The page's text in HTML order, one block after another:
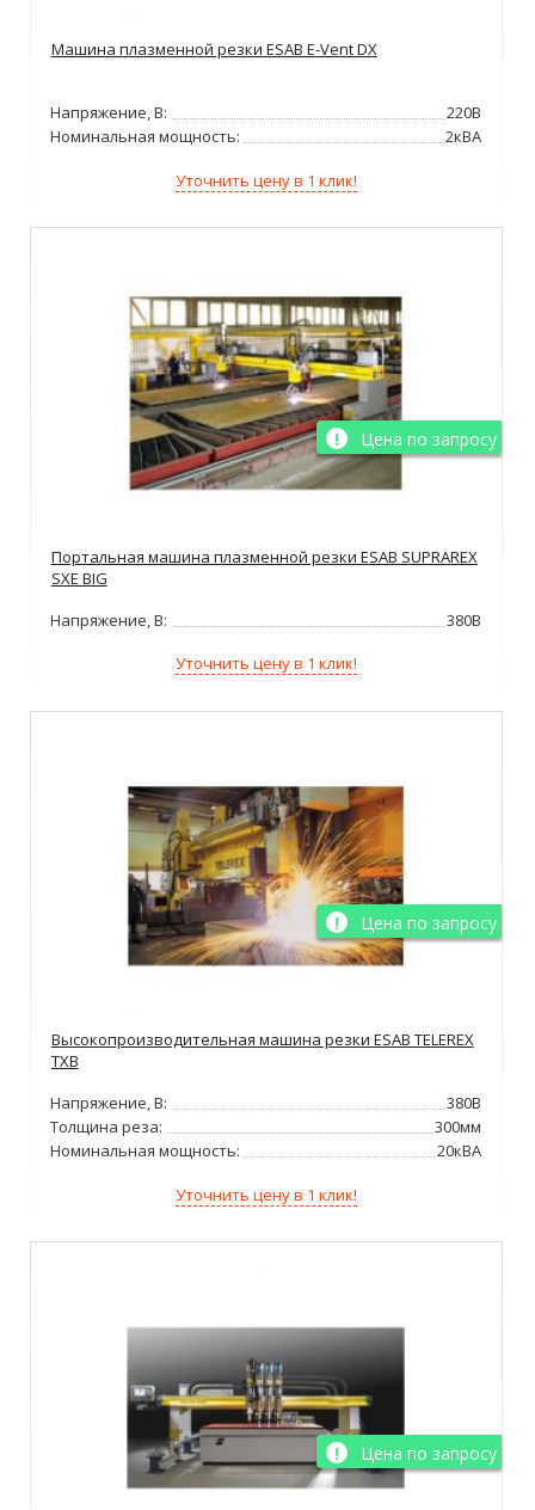
Машина плазменной резки ESAB E-Vent DX
Напряжение, В:
220В
Номинальная мощность:
2кВА
Уточнить цену в 1 клик!
Цена по запросу
Портальная машина плазменной резки ESAB SUPRAREX
SXE BIG
Напряжение, В:
380В
Уточнить цену в 1 клик!
Цена по запросу
Высокопроизводительная машина резки ESAB TELEREX
TXB
Напряжение, В:
380В
Толщина реза:
300мм
Номинальная мощность:
20кВА
Уточнить цену в 1 клик!
Цена по запросу